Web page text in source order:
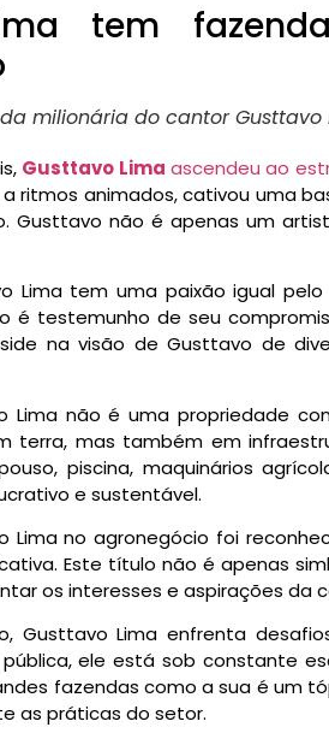
tem
milionária do cantor
Gusttavo Lima ascendeu ao
ritmos animados, cativou uma
Gusttavo não é apenas um
Lima tem uma paixão igual
é testemunho de seu
na visão de Gusttavo de
Lima não é uma propriedade
terra, mas também em
piscina, maquinários
e sustentável.
no agronegócio foi
Este título não é apenas
os interesses e aspirações da
Gusttavo Lima enfrenta
ele está sob constante
fazendas como a sua é um
as práticas do setor.